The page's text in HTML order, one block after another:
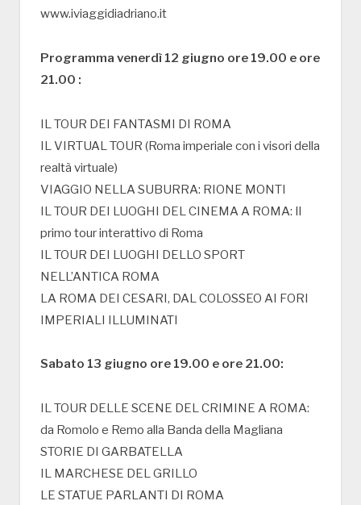
www.iviaggidiadriano.it
Programma venerdì 12 giugno ore 19.00 e ore
21.00 :
IL TOUR DEI FANTASMI DI ROMA
IL VIRTUAL TOUR (Roma imperiale con i visori della
realtà virtuale)
VIAGGIO NELLA SUBURRA: RIONE MONTI
IL TOUR DEI LUOGHI DEL CINEMA A ROMA: Il
primo tour interattivo di Roma
IL TOUR DEI LUOGHI DELLO SPORT
NELL’ANTICA ROMA
LA ROMA DEI CESARI, DAL COLOSSEO AI FORI
IMPERIALI ILLUMINATI
Sabato 13 giugno ore 19.00 e ore 21.00:
IL TOUR DELLE SCENE DEL CRIMINE A ROMA:
da Romolo e Remo alla Banda della Magliana
STORIE DI GARBATELLA
IL MARCHESE DEL GRILLO
LE STATUE PARLANTI DI ROMA